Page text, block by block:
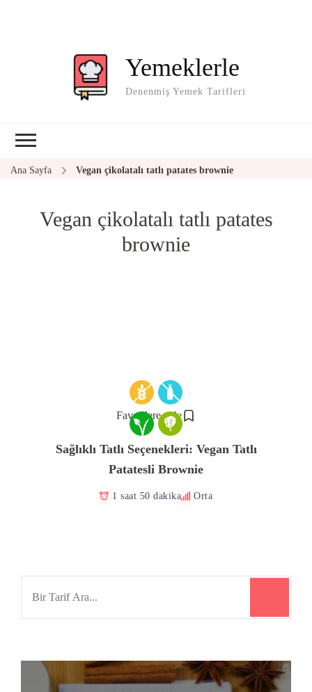
Yemeklerle
Denenmiş Yemek Tarifleri
Ana Sayfa Vegan çikolatalı tatlı patates brownie
Vegan çikolatalı tatlı patates
brownie
Favorilere ekle
Sağlıklı Tatlı Seçenekleri: Vegan Tatlı
Patatesli Brownie
1 saat 50 dakika Orta